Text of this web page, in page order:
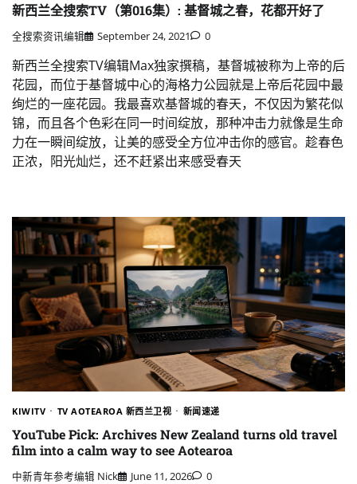
新西兰全搜索TV（第016集）: 基督城之春，花都开好了
全搜索资讯编辑 September 24, 2021 0
新西兰全搜索TV编辑Max独家撰稿，基督城被称为上帝的后
花园，而位于基督城中心的海格力公园就是上帝后花园中最
绚烂的一座花园。我最喜欢基督城的春天，不仅因为繁花似
锦，而且各个色彩在同一时间绽放，那种冲击力就像是生命
力在一瞬间绽放，让美的感受全方位冲击你的感官。趁春色
正浓，阳光灿烂，还不赶紧出来感受春天
KIWITV TV AOTEAROA 新西兰卫视 新闻速递
YouTube Pick: Archives New Zealand turns old travel
film into a calm way to see Aotearoa
中新青年参考编辑 Nick June 11, 2026 0